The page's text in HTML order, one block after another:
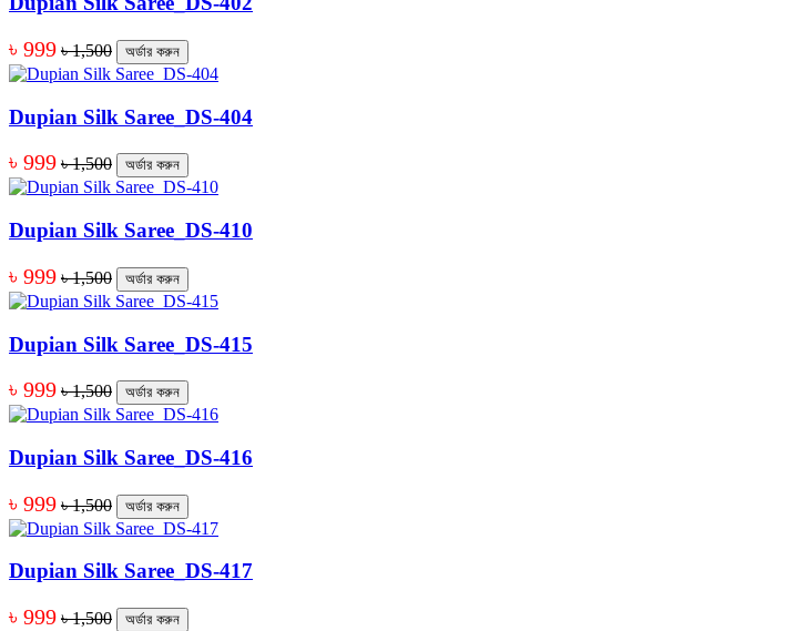
৳ 999 ৳ 1,500 অর্ডার করুন
Dupian Silk Saree_DS-404
৳ 999 ৳ 1,500 অর্ডার করুন
Dupian Silk Saree_DS-410
৳ 999 ৳ 1,500 অর্ডার করুন
Dupian Silk Saree_DS-415
৳ 999 ৳ 1,500 অর্ডার করুন
Dupian Silk Saree_DS-416
৳ 999 ৳ 1,500 অর্ডার করুন
Dupian Silk Saree_DS-417
৳ 999 ৳ 1,500 অর্ডার করুন